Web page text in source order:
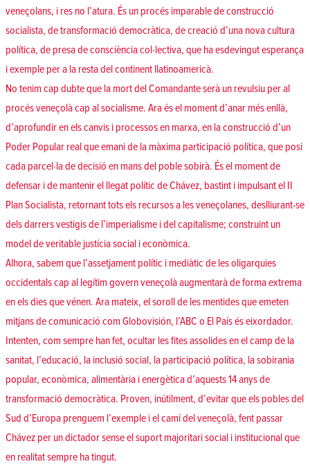
veneçolans, i res no l’atura. És un procés imparable de construcció
socialista, de transformació democràtica, de creació d’una nova cultura
política, de presa de consciència col·lectiva, que ha esdevingut esperança
i exemple per a la resta del continent llatinoamericà.
No tenim cap dubte que la mort del Comandante serà un revulsiu per al
procés veneçolà cap al socialisme. Ara és el moment d’anar més enllà,
d’aprofundir en els canvis i processos en marxa, en la construcció d’un
Poder Popular real que emani de la màxima participació política, que posi
cada parcel·la de decisió en mans del poble sobirà. És el moment de
defensar i de mantenir el llegat polític de Chávez, bastint i impulsant el II
Plan Socialista, retornant tots els recursos a les veneçolanes, deslliurant-se
dels darrers vestigis de l’imperialisme i del capitalisme; construint un
model de veritable justícia social i econòmica.
Alhora, sabem que l’assetjament polític i mediàtic de les oligarquies
occidentals cap al legítim govern veneçolà augmentarà de forma extrema
en els dies que vénen. Ara mateix, el soroll de les mentides que emeten
mitjans de comunicació com Globovisión, l’ABC o El País és eixordador.
Intenten, com sempre han fet, ocultar les fites assolides en el camp de la
sanitat, l’educació, la inclusió social, la participació política, la sobirania
popular, econòmica, alimentària i energètica d’aquests 14 anys de
transformació democràtica. Proven, inútilment, d’evitar que els pobles del
Sud d’Europa prenguem l’exemple i el camí del veneçolà, fent passar
Chávez per un dictador sense el suport majoritari social i institucional que
en realitat sempre ha tingut.